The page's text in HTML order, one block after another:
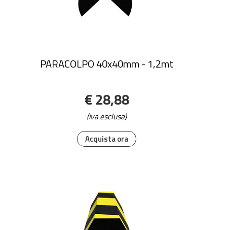
Acquista ora
PARACOLPO 40x40mm - 1,2mt
€ 28,88
(iva esclusa)